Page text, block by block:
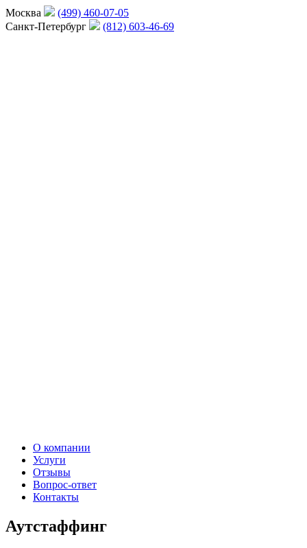
Москва
(499) 460-07-05
Санкт-Петербург
(812) 603-46-69
О компании
Услуги
Отзывы
Вопрос-ответ
Контакты
Аутстаффинг